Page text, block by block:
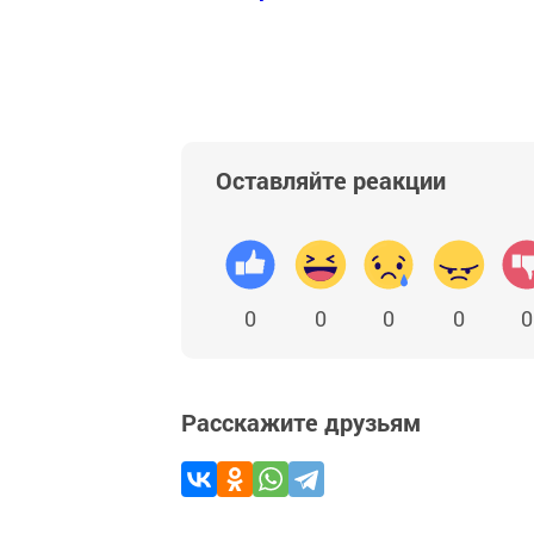
Оставляйте реакции
0 0 0 0 0
Расскажите друзьям